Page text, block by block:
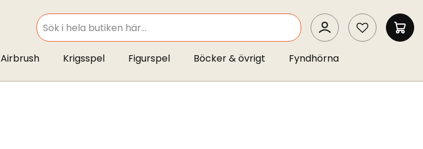
SEARCH
SEARCH
MIN
Airbrush Krigsspel Figurspel Böcker & övrigt Fyndhörna